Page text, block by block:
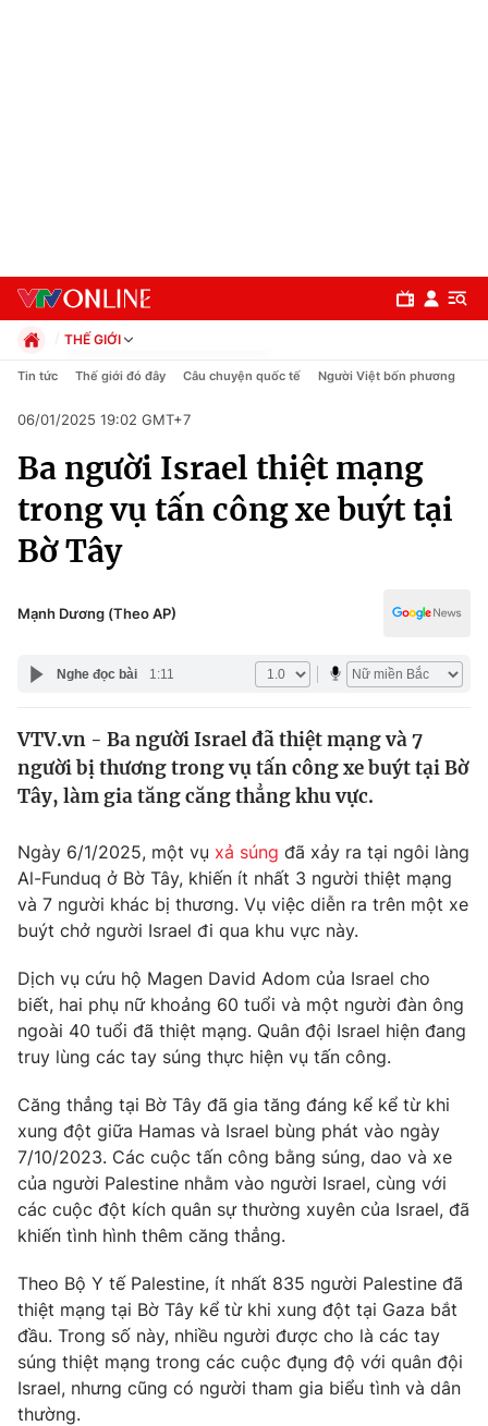
Chuyên mục
Chính trị
Xã hội
Pháp luật
Y tế
Thế giới
Tin tức
Câu chuyện quốc tế
Kinh tế
Tài chính
Thị trường
Góc doanh nghiệp
Dữ liệu và đời sống
Truyền hình
Phim VTV
Hậu trường
Nhân vật
Khán giả
Giải sao mai
Giải trí
Điện ảnh
Sao
Đời sống
Du lịch
Làm đẹp
Chất lượng cuộc sống
Giáo dục
Tuyển sinh
Học trực tuyến
Công nghệ
Hitech Công nghệ tương lai
Sản phẩm
Thị trường
Tư vấn
Lịch phát sóng
Chuyên mục khác
THẾ GIỚI
Chính trị
Pháp luật
Kinh tế
Thể thao
Truyền hình
Văn hóa - Giải trí
Công nghệ
Tin tức Thế giới đó đây Câu chuyện quốc tế Người Việt bốn phương
06/01/2025 19:02 GMT+7
Ba người Israel thiệt mạng
trong vụ tấn công xe buýt tại
Bờ Tây
Mạnh Dương (Theo AP)
Nghe đọc bài 1:11
VTV.vn - Ba người Israel đã thiệt mạng và 7
người bị thương trong vụ tấn công xe buýt tại Bờ
Tây, làm gia tăng căng thẳng khu vực.
Ngày 6/1/2025, một vụ xả súng đã xảy ra tại ngôi làng
Al-Funduq ở Bờ Tây, khiến ít nhất 3 người thiệt mạng
và 7 người khác bị thương. Vụ việc diễn ra trên một xe
buýt chở người Israel đi qua khu vực này.
Dịch vụ cứu hộ Magen David Adom của Israel cho
biết, hai phụ nữ khoảng 60 tuổi và một người đàn ông
ngoài 40 tuổi đã thiệt mạng. Quân đội Israel hiện đang
truy lùng các tay súng thực hiện vụ tấn công.
Căng thẳng tại Bờ Tây đã gia tăng đáng kể kể từ khi
xung đột giữa Hamas và Israel bùng phát vào ngày
7/10/2023. Các cuộc tấn công bằng súng, dao và xe
của người Palestine nhằm vào người Israel, cùng với
các cuộc đột kích quân sự thường xuyên của Israel, đã
khiến tình hình thêm căng thẳng.
Theo Bộ Y tế Palestine, ít nhất 835 người Palestine đã
thiệt mạng tại Bờ Tây kể từ khi xung đột tại Gaza bắt
đầu. Trong số này, nhiều người được cho là các tay
súng thiệt mạng trong các cuộc đụng độ với quân đội
Israel, nhưng cũng có người tham gia biểu tình và dân
thường.